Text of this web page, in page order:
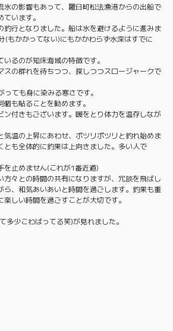
氷の影響もあって、羅臼町松法漁港からの出船で
います。
釣行となりました。船は氷を避けるように進みま
(もかかってない)にもかかわらず水深はすでに
るのが知床海域の特徴です。
スの群れを待ちつつ、探しつつスロージャークで
ても身に染みる寒さです。
も貼ることを勧めます。
ン付きもございます。暖をとり体力を温存しなが
気温の上昇にあわせ、ポツリポツリと釣れ始めま
とも全体的に釣果は上向きました。多い人で
を止めません(これが1番近道)
方々との時間の共有になりますが、冗談を飛ばし
ら、和気あいあいと時間を過ごします。釣果も重
しい時間を過ごすことが大切です。
多少こわばってる笑)が見れました。